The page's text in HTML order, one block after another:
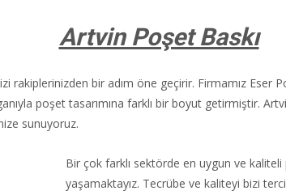
Artvin Poşet Baskı
rakiplerinizden bir adım öne geçirir. Firmamız Eser
poşet tasarımına farklı bir boyut getirmiştir.
sunuyoruz.
Bir çok farklı sektörde en uygun ve kaliteli
yaşamaktayız. Tecrübe ve kaliteyi bizi